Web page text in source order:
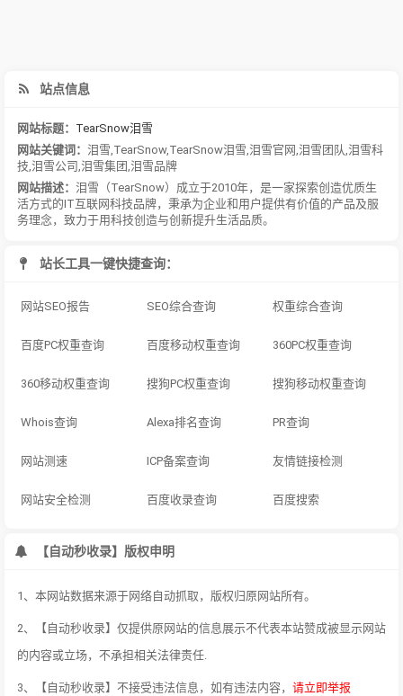
站点信息
网站标题： TearSnow泪雪
网站关键词： 泪雪 TearSnow, TearSnow泪雪 泪雪官网 泪雪团队 泪雪科
技 泪雪公司 泪雪集团 泪雪品牌
网站描述： 泪雪（TearSnow）成立于2010年，是一家探索创造优质生
活方式的IT互联网科技品牌，秉承为企业和用户提供有价值的产品及服
务理念，致力于用科技创造与创新提升生活品质。
站长工具一键快捷查询：
网站SEO报告 SEO综合查询 权重综合查询
百度PC权重查询 百度移动权重查询 360PC权重查询
360移动权重查询 搜狗PC权重查询 搜狗移动权重查询
Whois查询 Alexa排名查询 PR查询
网站测速 ICP备案查询 友情链接检测
网站安全检测 百度收录查询 百度搜索
【自动秒收录】版权申明
1、本网站数据来源于网络自动抓取，版权归原网站所有。
2、【自动秒收录】仅提供原网站的信息展示不代表本站赞成被显示网站
的内容或立场，不承担相关法律责任.
3、【自动秒收录】不接受违法信息，如有违法内容， 请立即举报